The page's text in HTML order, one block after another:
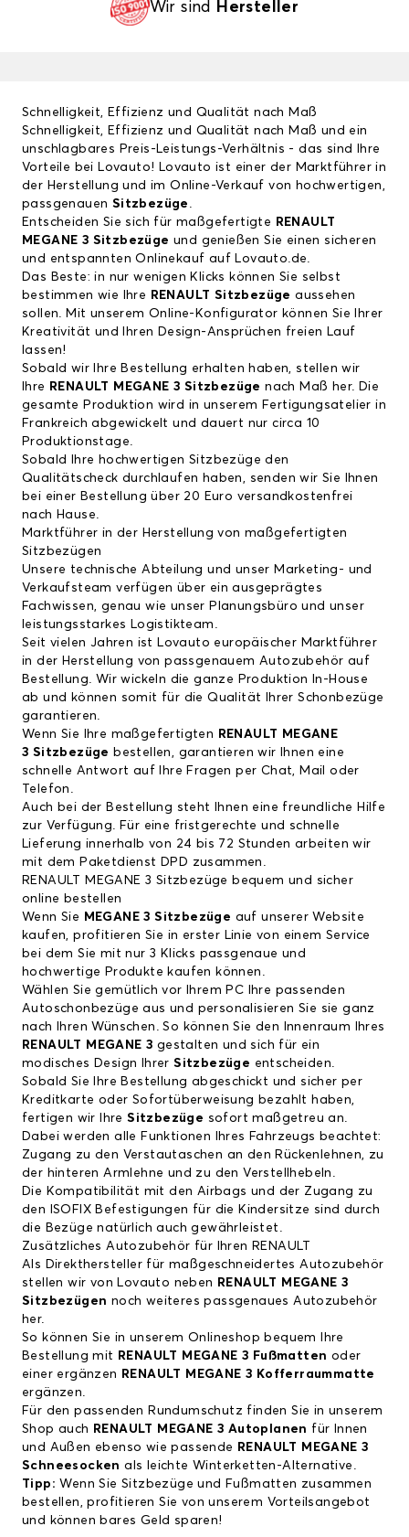
Wir sind Hersteller
Schnelligkeit, Effizienz und Qualität nach Maß
Schnelligkeit, Effizienz und Qualität nach Maß und ein
unschlagbares Preis-Leistungs-Verhältnis - das sind Ihre
Vorteile bei Lovauto! Lovauto ist einer der Marktführer in
der Herstellung und im Online-Verkauf von hochwertigen,
passgenauen Sitzbezüge .
Entscheiden Sie sich für maßgefertigte RENAULT
MEGANE 3 Sitzbezüge und genießen Sie einen sicheren
und entspannten Onlinekauf auf Lovauto.de.
Das Beste: in nur wenigen Klicks können Sie selbst
bestimmen wie Ihre RENAULT Sitzbezüge aussehen
sollen. Mit unserem Online-Konfigurator können Sie Ihrer
Kreativität und Ihren Design-Ansprüchen freien Lauf
lassen!
Sobald wir Ihre Bestellung erhalten haben, stellen wir
Ihre RENAULT MEGANE 3 Sitzbezüge nach Maß her. Die
gesamte Produktion wird in unserem Fertigungsatelier in
Frankreich abgewickelt und dauert nur circa 10
Produktionstage.
Sobald Ihre hochwertigen Sitzbezüge den
Qualitätscheck durchlaufen haben, senden wir Sie Ihnen
bei einer Bestellung über 20 Euro versandkostenfrei
nach Hause.
Marktführer in der Herstellung von maßgefertigten
Sitzbezügen
Unsere technische Abteilung und unser Marketing- und
Verkaufsteam verfügen über ein ausgeprägtes
Fachwissen, genau wie unser Planungsbüro und unser
leistungsstarkes Logistikteam.
Seit vielen Jahren ist Lovauto europäischer Marktführer
in der Herstellung von passgenauem Autozubehör auf
Bestellung. Wir wickeln die ganze Produktion In-House
ab und können somit für die Qualität Ihrer Schonbezüge
garantieren.
Wenn Sie Ihre maßgefertigten RENAULT MEGANE
3 Sitzbezüge bestellen, garantieren wir Ihnen eine
schnelle Antwort auf Ihre Fragen per Chat, Mail oder
Telefon.
Auch bei der Bestellung steht Ihnen eine freundliche Hilfe
zur Verfügung. Für eine fristgerechte und schnelle
Lieferung innerhalb von 24 bis 72 Stunden arbeiten wir
mit dem Paketdienst DPD zusammen.
RENAULT MEGANE 3 Sitzbezüge bequem und sicher
online bestellen
Wenn Sie MEGANE 3 Sitzbezüge auf unserer Website
kaufen, profitieren Sie in erster Linie von einem Service
bei dem Sie mit nur 3 Klicks passgenaue und
hochwertige Produkte kaufen können.
Wählen Sie gemütlich vor Ihrem PC Ihre passenden
Autoschonbezüge aus und personalisieren Sie sie ganz
nach Ihren Wünschen. So können Sie den Innenraum Ihres
RENAULT MEGANE 3 gestalten und sich für ein
modisches Design Ihrer Sitzbezüge entscheiden.
Sobald Sie Ihre Bestellung abgeschickt und sicher per
Kreditkarte oder Sofortüberweisung bezahlt haben,
fertigen wir IhreSitzbezüge sofort maßgetreu an.
Dabei werden alle Funktionen Ihres Fahrzeugs beachtet:
Zugang zu den Verstautaschen an den Rückenlehnen, zu
der hinteren Armlehne und zu den Verstellhebeln.
Die Kompatibilität mit den Airbags und der Zugang zu
den ISOFIX Befestigungen für die Kindersitze sind durch
die Bezüge natürlich auch gewährleistet.
Zusätzliches Autozubehör für Ihren RENAULT
Als Direkthersteller für maßgeschneidertes Autozubehör
stellen wir von Lovauto neben RENAULT MEGANE 3
Sitzbezügen noch weiteres passgenaues Autozubehör
her.
So können Sie in unserem Onlineshop bequem Ihre
Bestellung mit RENAULT MEGANE 3 Fußmatten oder
einer ergänzen RENAULT MEGANE 3 Kofferraummatte
ergänzen.
Für den passenden Rundumschutz finden Sie in unserem
Shop auch RENAULT MEGANE 3 Autoplanen für Innen
und Außen ebenso wie passende RENAULT MEGANE 3
Schneesocken als leichte Winterketten-Alternative.
Tipp: Wenn Sie Sitzbezüge und Fußmatten zusammen
bestellen, profitieren Sie von unserem Vorteilsangebot
und können bares Geld sparen!